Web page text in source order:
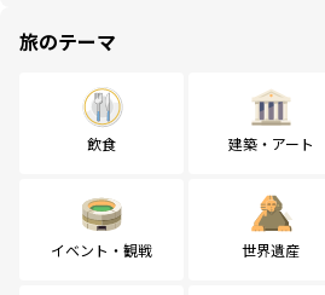
旅のテーマ
飲食 建築・アート
イベント・観戦 世界遺産